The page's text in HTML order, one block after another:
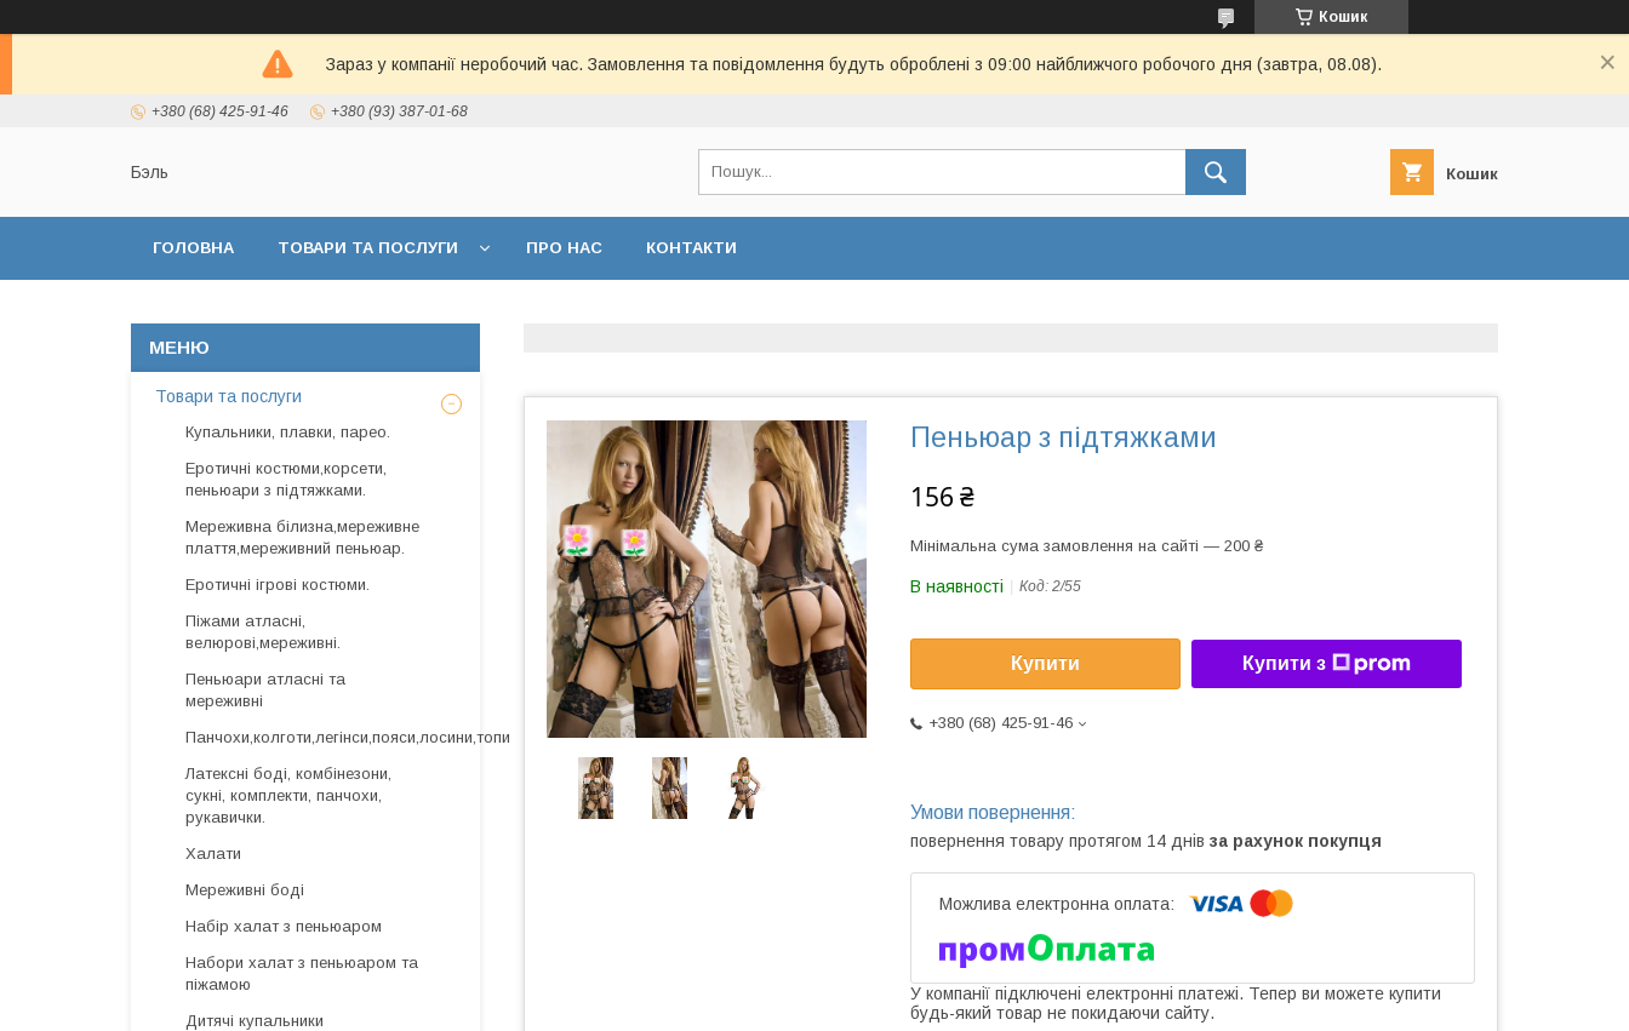
Кошик
Зараз у компанії неробочий час. Замовлення та повідомлення будуть оброблені з 09:00 найближчого робочого дня (завтра, 08.08).
+380 (68) 425-91-46 +380 (93) 387-01-68
Бэль Кошик
ГОЛОВНА ТОВАРИ ТА ПОСЛУГИ ПРО НАС КОНТАКТИ
Пеньюар з підтяжками
156 ₴
Мінімальна сума замовлення на сайті — 200 ₴
В наявності Код: 2/55
Купити Купити з
+380 (68) 425-91-46
повернення товару протягом 14 днів за рахунок покупця
У компанії підключені електронні платежі. Тепер ви можете купити
будь-який товар не покидаючи сайту.
Товари та послуги
Купальники, плавки, парео.
Еротичні костюми,корсети,
пеньюари з підтяжками.
Мереживна білизна,мереживне
плаття,мереживний пеньюар.
Еротичні ігрові костюми.
Піжами атласні,
велюрові,мереживні.
Пеньюари атласні та
мереживні
Панчохи,колготи,легінси,пояси,лосини,топи
Латексні боді, комбінезони,
сукні, комплекти, панчохи,
рукавички.
Халати
Мереживні боді
Набір халат з пеньюаром
Набори халат з пеньюаром та
піжамою
Дитячі купальники